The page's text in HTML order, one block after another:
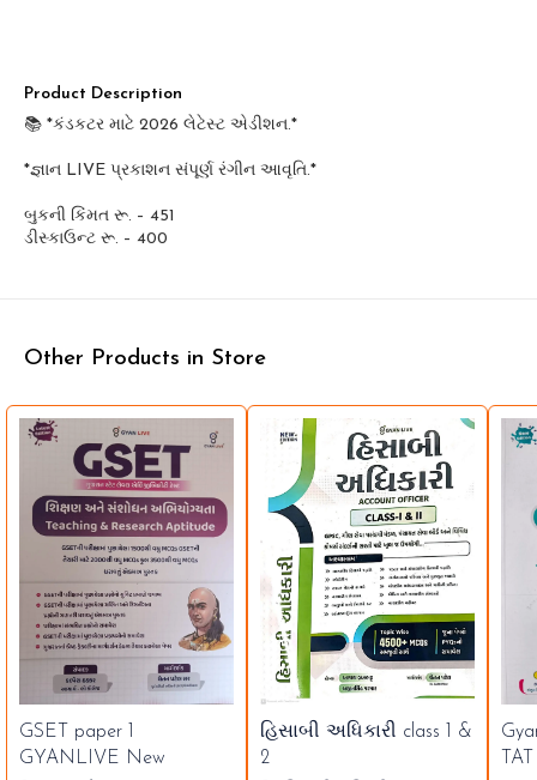
Product Description
📚 *કંડકટર માટે 2026 લેટેસ્ટ એડીશન.*
*જ્ઞાન LIVE પ્રકાશન સંપૂર્ણ રંગીન આવૃતિ.*
બુકની કિંમત રૂ. – 451
Other Products in Store
🤩 Trending
⭐ Bestseller
GSET paper 1
GYANLIVE New
હિસાબી અધિકારી class 1 &
2
TAT